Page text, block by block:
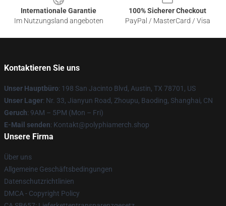
Internationale Garantie
Im Nutzungsland angeboten
100% Sicherer Checkout
PayPal / MasterCard / Visa
Kontaktieren Sie uns
Unser Hauptbüro: 198 San Jacinto Blvd, Austin, TX 78701, US
Unser Lager: Nr. 33, Jianyun Road, Zhoupu, Baoding, Shanghai, CN
Geruch: 9AM – 5PM (Mon – Fri)
E-Mail senden: Kontakt@polyphiamerch.shop
Unsere Firma
Über uns
Allgemeine Geschäftsbedingungen
Datenschutzrichtlinien
DMCA - Copyright Policy